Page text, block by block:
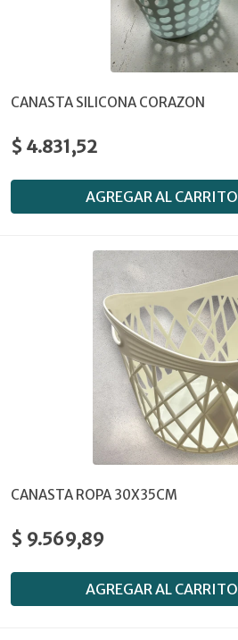
CANASTA SILICONA CORAZON
$ 4.831,52
AGREGAR AL CARRITO
CANASTA ROPA 30X35CM
$ 9.569,89
AGREGAR AL CARRITO